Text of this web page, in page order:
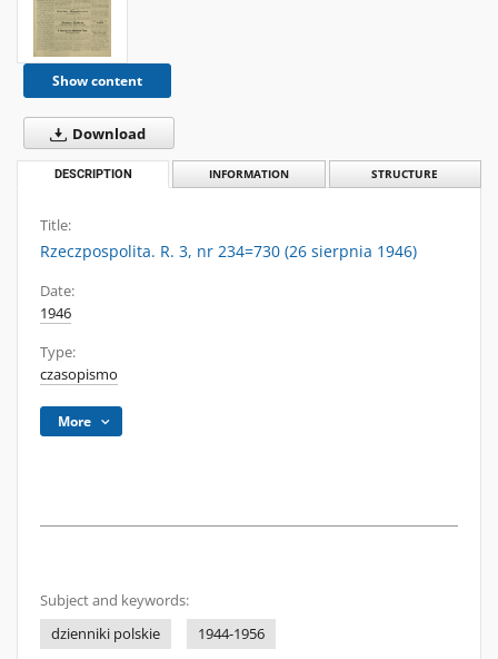
Show content
Download
DESCRIPTION INFORMATION STRUCTURE
Title:
Rzeczpospolita. R. 3, nr 234=730 (26 sierpnia 1946)
Date:
1946
Type:
czasopismo
More
Subject and keywords:
dzienniki polskie
1944-1956